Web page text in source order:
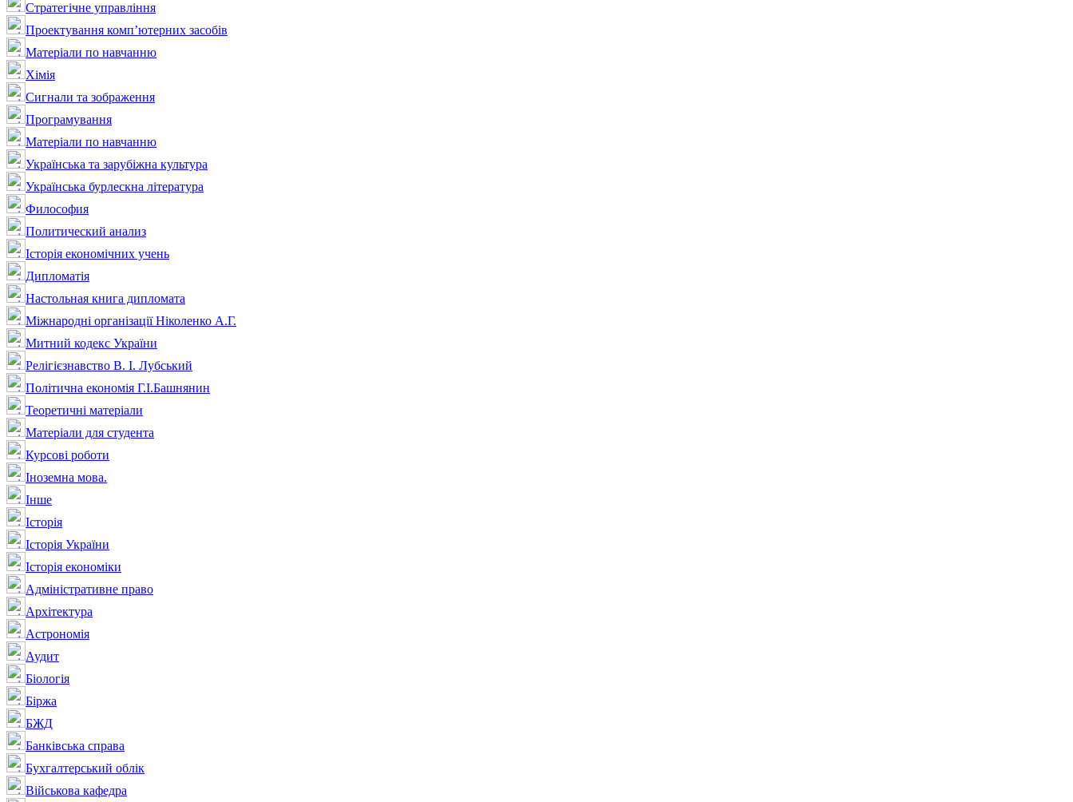
Стратегічне управління
Проектування комп’ютерних засобів
Матеріали по навчанню
Хімія
Сигнали та зображення
Програмування
Матеріали по навчанню
Українська та зарубіжна культура
Українська бурлескна література
Философия
Политический анализ
Історія економічних учень
Дипломатія
Настольная книга дипломата
Міжнародні організації Ніколенко А.Г.
Митний кодекс України
Релігієзнавство В. І. Лубський
Політична економія Г.І.Башнянин
Теоретичні матеріали
Матеріали для студента
Курсові роботи
Іноземна мова.
Інше
Історія
Історія України
Історія економіки
Адміністративне право
Архітектура
Астрономія
Аудит
Біологія
Біржа
БЖД
Банківська справа
Бухгалтерський облік
Військова кафедра